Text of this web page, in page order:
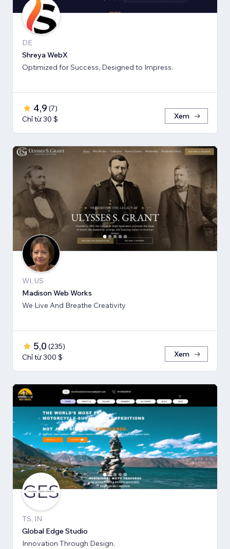
DE
Shreya WebX
Optimized for Success, Designed to Impress.
4,9 (7)
Chỉ từ 30 $
Xem
WI, US
Madison Web Works
We Live And Breathe Creativity
5,0 (235)
Chỉ từ 300 $
Xem
TS, IN
Global Edge Studio
Innovation Through Design.